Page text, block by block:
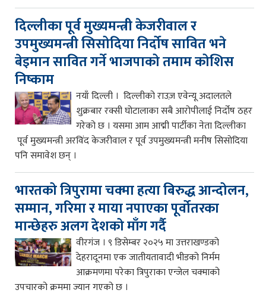
दिल्लीका पूर्व मुख्यमन्त्री केजरीवाल र
उपमुख्यमन्त्री सिसोदिया निर्दोष सावित भने
बेइमान सावित गर्ने भाजपाको तमाम कोशिस
निष्काम
नयाँ दिल्ली । दिल्लीको राउज़ एवेन्यू अदालतले
शुक्रबार रक्सी घोटालाका सबै आरोपीलाई निर्दोष ठहर
गरेको छ । यसमा आम आद्मी पार्टीका नेता दिल्लीका
पूर्व मुख्यमन्त्री अरविंद केजरीवाल र पूर्व उपमुख्यमन्त्री मनीष सिसोदिया
पनि समावेश छन् ।
भारतको त्रिपुरामा चक्मा हत्या बिरुद्ध आन्दोलन,
सम्मान, गरिमा र माया नपाएका पूर्वोतरका
मान्छेहरु अलग देशको माँग गर्दै
वीरगंज । ९ डिसेम्बर २०२५ मा उत्तराखण्डको
देहरादूनमा एक जातीयतावादी भीडको निर्मम
आक्रमणमा परेका त्रिपुराका एन्जेल चक्माको
उपचारको क्रममा ज्यान गएको छ ।